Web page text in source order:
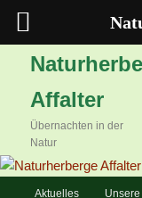
primären
springen
Affalter
Übernachten in der
Natur
Hauptmenü
Aktuelles